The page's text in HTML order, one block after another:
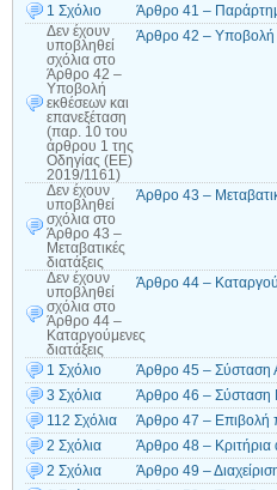
1 Σχόλιο
Άρθρο 41 –
Δεν έχουν
υποβληθεί
σχόλια στο
Άρθρο 42 –
Υποβολή
εκθέσεων και
επανεξέταση
(παρ. 10 του
άρθρου 1 της
Οδηγίας (ΕΕ)
2019/1161)
Άρθρο 42 – Υποβολή
Δεν έχουν
υποβληθεί
σχόλια στο
Άρθρο 43 –
Μεταβατικές
διατάξεις
Άρθρο 43 –
Δεν έχουν
υποβληθεί
σχόλια στο
Άρθρο 44 –
Καταργούμενες
διατάξεις
Άρθρο 44 –
1 Σχόλιο
Άρθρο 45 – Σύσταση
3 Σχόλια
Άρθρο 46 – Σύσταση
112 Σχόλια
Άρθρο 47 – Επιβολή
2 Σχόλια
Άρθρο 48 – Κριτήρια
2 Σχόλια
Άρθρο 49 –